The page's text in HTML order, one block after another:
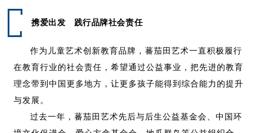
携爱出发 践行品牌社会责任
作为儿童艺术创新教育品牌，蕃茄田艺术一直积极履行
在教育行业的社会责任，希望通过公益事业，把先进的教育
理念带到中国更多地方，让更多孩子能得到综合能力的提升
与发展。
过去一年，蕃茄田艺术先后与后生公益基金会、中国环